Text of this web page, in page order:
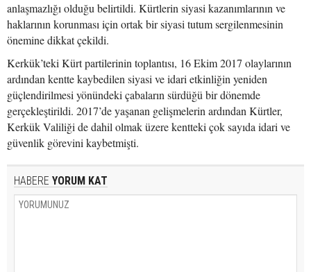
anlaşmazlığı olduğu belirtildi. Kürtlerin siyasi kazanımlarının ve
haklarının korunması için ortak bir siyasi tutum sergilenmesinin
önemine dikkat çekildi.
Kerkük’teki Kürt partilerinin toplantısı, 16 Ekim 2017 olaylarının
ardından kentte kaybedilen siyasi ve idari etkinliğin yeniden
güçlendirilmesi yönündeki çabaların sürdüğü bir dönemde
gerçekleştirildi. 2017’de yaşanan gelişmelerin ardından Kürtler,
Kerkük Valiliği de dahil olmak üzere kentteki çok sayıda idari ve
güvenlik görevini kaybetmişti.
HABERE YORUM KAT